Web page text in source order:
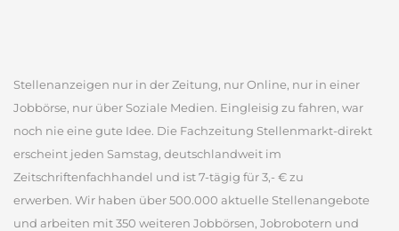
Stellenanzeigen nur in der Zeitung, nur Online, nur in einer
Jobbörse, nur über Soziale Medien. Eingleisig zu fahren, war
noch nie eine gute Idee. Die Fachzeitung Stellenmarkt-direkt
erscheint jeden Samstag, deutschlandweit im
Zeitschriftenfachhandel und ist 7-tägig für 3,- € zu
erwerben. Wir haben über 500.000 aktuelle Stellenangebote
und arbeiten mit 350 weiteren Jobbörsen, Jobrobotern und